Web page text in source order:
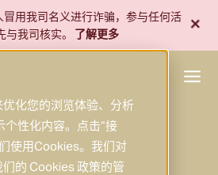
化您的浏览体验、分析
性化内容。点击“接
使用Cookies。我们对
的 Cookies 政策的管
冒用我司名义进行诈骗，参与任何活
与我司核实。
了解更多 +